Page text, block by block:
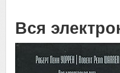
Вся